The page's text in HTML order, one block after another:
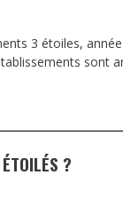
3 étoiles,
sont
?